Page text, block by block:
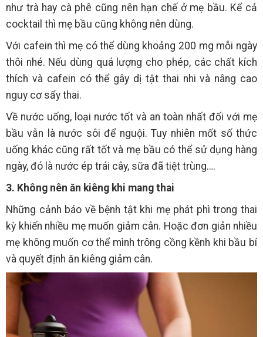
như trà hay cà phê cũng nên hạn chế ở mẹ bầu. Kể cả
cocktail thì mẹ bầu cũng không nên dùng.
Với cafein thì mẹ có thể dùng khoảng 200 mg mỗi ngày
thôi nhé. Nếu dùng quá lượng cho phép, các chất kích
thích và cafein có thể gây dị tật thai nhi và nâng cao
nguy cơ sẩy thai.
Về nước uống, loại nước tốt và an toàn nhất đối với mẹ
bầu vẫn là nước sôi để nguội. Tuy nhiên mốt số thức
uống khác cũng rất tốt và mẹ bầu có thể sử dụng hàng
ngày, đó là nước ép trái cây, sữa đã tiệt trùng….
3. Không nên ăn kiêng khi mang thai
Những cảnh báo về bệnh tật khi mẹ phát phì trong thai
kỳ khiến nhiều mẹ muốn giảm cân. Hoặc đơn giản nhiều
mẹ không muốn cơ thể mình trông cồng kềnh khi bầu bí
và quyết định ăn kiêng giảm cân.